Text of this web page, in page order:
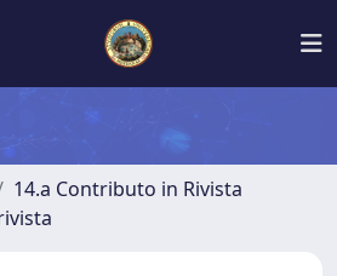
14.a Contributo in Rivista